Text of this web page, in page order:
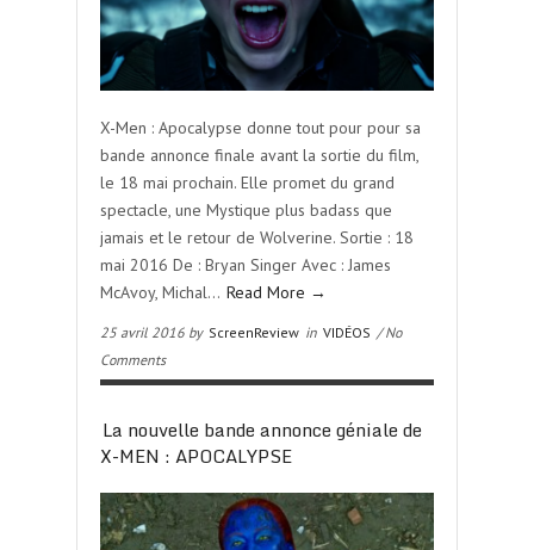
X-Men : Apocalypse donne tout pour pour sa
bande annonce finale avant la sortie du film,
le 18 mai prochain. Elle promet du grand
spectacle, une Mystique plus badass que
jamais et le retour de Wolverine. Sortie : 18
mai 2016 De : Bryan Singer Avec : James
McAvoy, Michal… Read More →
25 avril 2016 by ScreenReview in VIDÉOS / No
Comments
La nouvelle bande annonce géniale de
X-MEN : APOCALYPSE